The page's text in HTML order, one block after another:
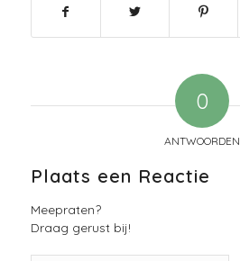
0
ANTWOORDEN
Plaats een Reactie
Meepraten?
Draag gerust bij!